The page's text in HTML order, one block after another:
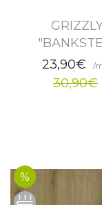
23,90€
/
30,90€
%